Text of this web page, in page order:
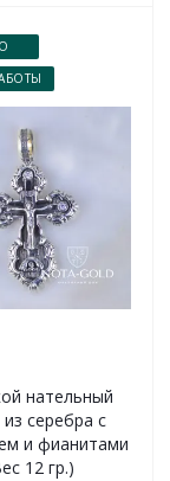
нательный
из серебра с
и фианитами
12 гр.)